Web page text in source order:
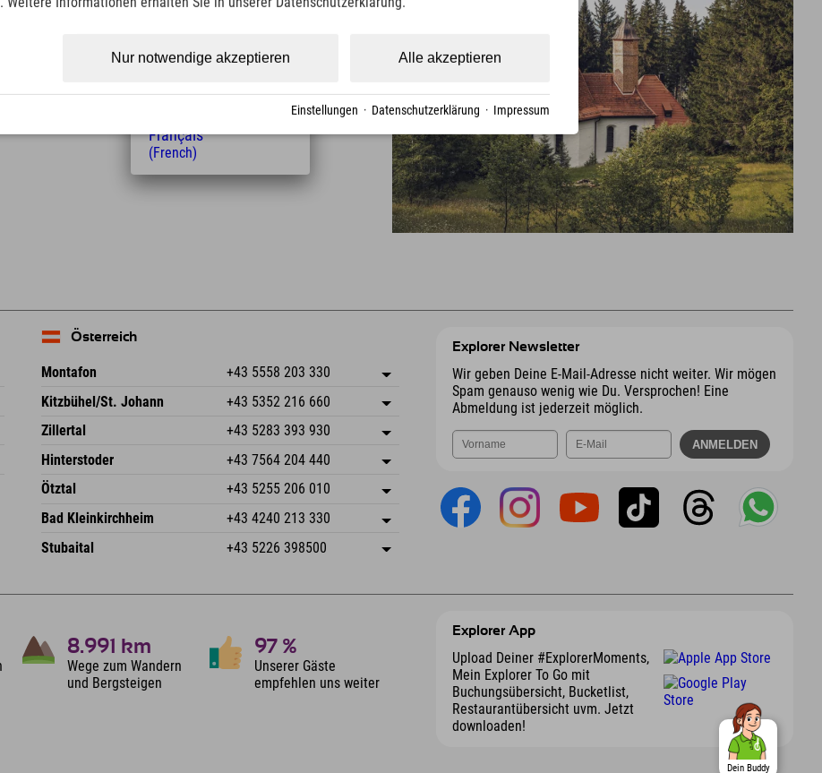
Österreich
Montafon +43 5558 203 330
Dorfstr. 127b
6793 Gaschurn/Montafon
Österreich
Adresse speichern
Buchen
Kitzbühel/St. Johann +43 5352 216 660
Speckbacherstraße 87
Österreich
Adresse speichern
Buchen
Zillertal +43 5283 393 930
Schmiedau 2
Österreich
Adresse speichern
Buchen
Hinterstoder +43 7564 204 440
Freizeitpark 10
Österreich
Adresse speichern
Buchen
Ötztal +43 5255 206 010
Gscheat 14
Österreich
Adresse speichern
Buchen
Bad Kleinkirchheim +43 4240 213 330
Dorfstraße 24
Adresse speichern
Mail senden
Stubaital +43 5226 398500
Explorer Newsletter
Wir geben Deine E-Mail-Adresse nicht weiter. Wir mögen
Spam genauso wenig wie Du. Versprochen! Eine
Abmeldung ist jederzeit möglich.
Explorer App
Upload Deiner #ExplorerMoments,
Mein Explorer To Go mit
Buchungsübersicht, Bucketlist,
Restaurantübersicht uvm. Jetzt
downloaden!
8.991 km
Wege zum Wandern
und Bergsteigen
97 %
Unserer Gäste
empfehlen uns weiter
Dein Buddy
Alle akzeptieren
Nur notwendige akzeptieren
Einstellungen · Datenschutzerklärung · Impressum
(Czech)
Magyar
Nederlands
Français
(French)